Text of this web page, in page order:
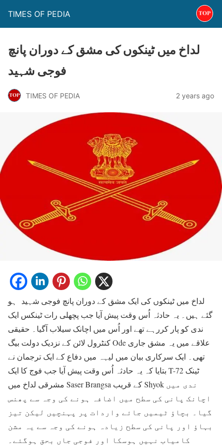
TIMES OF PEDIA
لداخ میں ٹینکوں کی مشق کے دوران پانچ
فوجی شہید
TIMES OF PEDIA 2 years ago
لداخ میں ٹینکوں کی ایک مشق کے دوران پانچ فوجی شہید ہو
گئے ہیں۔ یہ حادثہ اُس وقت پیش آیا جب پچھلی رات ٹینکس ایک
ندی کو پار کررہے تھے اور اُس میں اچانک سیلاب آگیا۔ حقیقی
کنٹرول لائن کے نزدیک دولت بیگ Ode علاقے میں یہ مشق جاری
تھی۔ ایک سرکاری بیان میں لیہہ میں دفاع کے ایک ترجمان نے
بتایا کہ یہ حادثہ اُس وقت پیش آیا جب فوج کا ایک T-72 ٹینک
مشرقی لداخ میں Saser Brangsa کے قریب Shyok ندی میں
اچانک پانی کی سطح میں اضافہ ہونے کی وجہ سے پھنس
گیا۔ بچاؤ ٹیمیں جائے واردات پر پہنچیں لیکن تیز
بہاؤ اور پانی کی سطح زیادہ ہونے کی وجہ سے یہ مشن
کامیاب نہیں ہوسکا اور فوجی جاں بحق ہوگئے۔